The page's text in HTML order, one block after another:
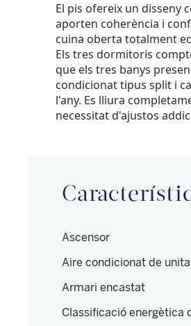
El pis ofereix un disseny
aporten coherència i
cuina oberta totalment
Els tres dormitoris
que els tres banys
condicionat tipus split i
l'any. Es lliura
necessitat d'ajustos
Ascensor
Aire condicionat de
Armari encastat
Classificació energètica